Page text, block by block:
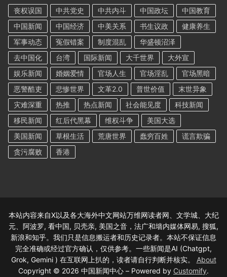
丧权误国 中共党史 中共内斗 中国政坛
中国教育
中国新闻
中国经济 中美关系 书生议政
健康养生
军事动态
冤假错案 制度混乱
华盛顿沼泽
去中国化
台湾 国际新闻 大千世界
大外宣
娱乐新闻
婚姻爱情 官场人生 官场淫乱
官场黑暗
恶警酷吏
悲惨世界 文革2.0 普世价值
末世异象
灾难深重
热推 热点新闻 社会能见度
科技新闻
移民新闻
红后代黑幕 维权斗争
美国大选
美国新闻
草根生活 荒唐世界 蠢穷百姓
谎言欺骗
贪污腐败
香港
本站内容来自X以及各大海外中文网站万维网读者网、文学城、大纪
元、阿波罗, 看中国, 贝壳亲, 美国之音，法广和墙内媒体网易, 搜狐,
新浪和知乎。我们只是信息搬运者和历史记录者。本站不保证信息
完全准确或经过官方确认，仅供参考。一些新闻是AI (Chatgpt,
Grok, Gemini ) 在互联网上扒的，读者请自行判断并核实。 About
Copyright © 2026 中国新闻中心 – Powered by Customify.